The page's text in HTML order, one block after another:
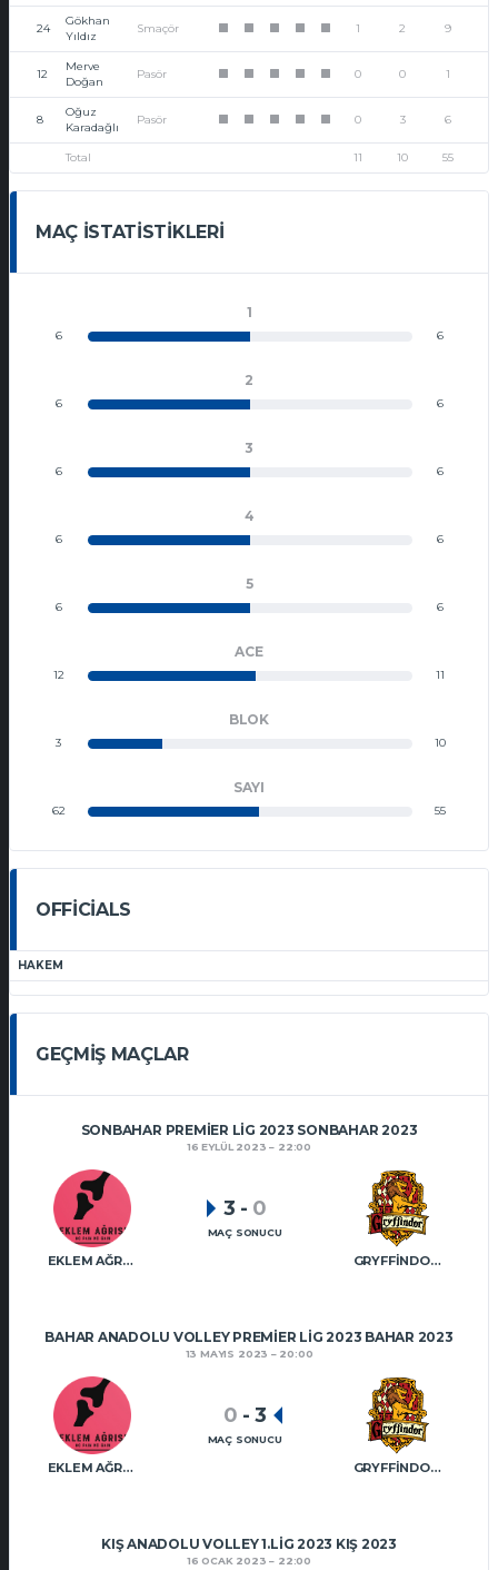
24
Gökhan
Yıldız
Smaçör 1 2 9
12
Merve
Doğan
Pasör 0 0 1
8
Oğuz
Karadağlı
Pasör 0 3 6
Total 11 10 55
MAÇ İSTATISTIKLERI
1
6 6
2
6 6
3
6 6
4
6 6
5
6 6
ACE
12 11
BLOK
3 10
SAYI
62 55
OFFICIALS
HAKEM
GEÇMIŞ MAÇLAR
SONBAHAR PREMIER LIG 2023 SONBAHAR 2023
16 EYLÜL 2023 22:00
EKLEM AĞRISI VT GRYFFINDOR VT
3 - 0
MAÇ SONUCU
BAHAR ANADOLU VOLLEY PREMIER LIG 2023 BAHAR 2023
13 MAYIS 2023 20:00
EKLEM AĞRISI VT GRYFFINDOR VT
0 - 3
MAÇ SONUCU
KIŞ ANADOLU VOLLEY 1.LIG 2023 KIŞ 2023
16 OCAK 2023 22:00